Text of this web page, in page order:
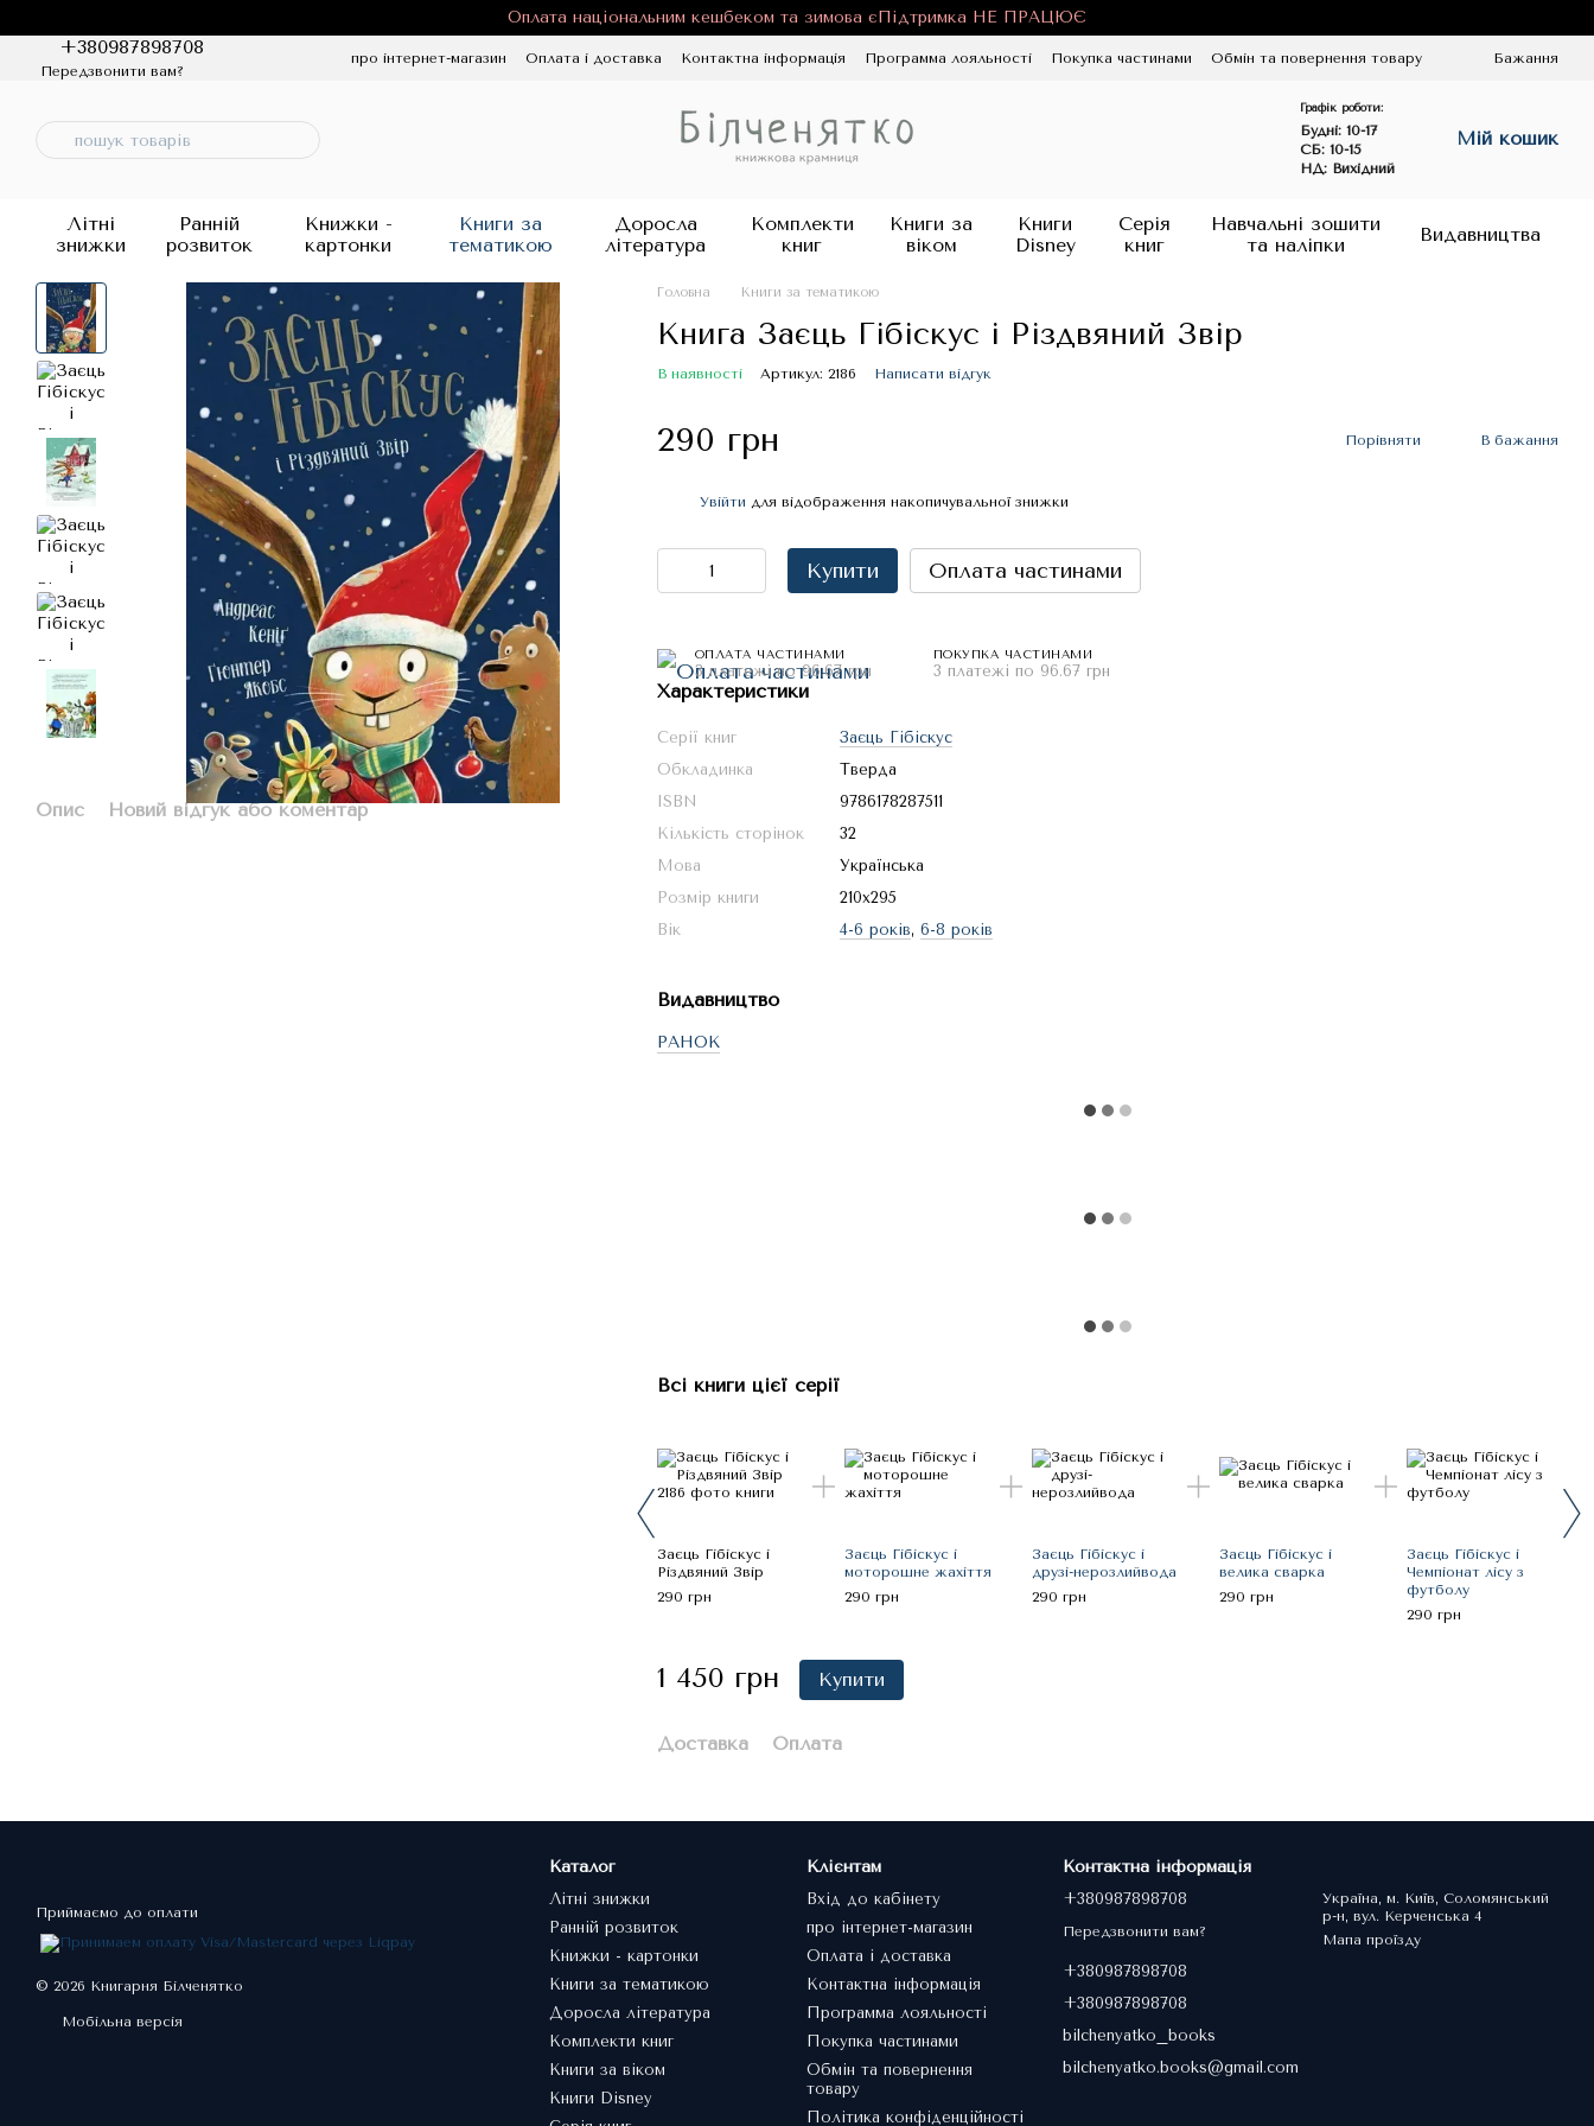
Оплата національним кешбеком та зимова єПідтримка НЕ ПРАЦЮЄ
+380987898708
Передзвонити вам?
про інтернет-магазин Оплата і доставка Контактна інформація Программа лояльності Покупка частинами
Обмін та повернення товару
Бажання
Графік роботи:
Будні: 10-17
СБ: 10-15
НД: Вихідний
Мій кошик
Літні
знижки
Ранній
розвиток
Книжки -
картонки
Книги за
тематикою
Доросла
література
Комплекти
книг
Книги за
віком
Книги
Disney
Серія
книг
Навчальні зошити
та наліпки
Видавництва
Опис Новий відгук або коментар
Головна Книги за тематикою
Книга Заєць Гібіскус і Різдвяний Звір
В наявності Артикул: 2186 Написати відгук
290 грн Порівняти В бажання
Увійти для відображення накопичувальної знижки
Купити Оплата частинами
ОПЛАТА ЧАСТИНАМИ
3 платежі по 96.67 грн
ПОКУПКА ЧАСТИНАМИ
3 платежі по 96.67 грн
Характеристики
Серії книг
Заєць Гібіскус
Обкладинка
Тверда
ISBN
9786178287511
Кількість сторінок
32
Мова
Українська
Розмір книги
210x295
Вік
4-6 років, 6-8 років
Видавництво
РАНОК
Всі книги цієї серії
Заєць Гібіскус і
Різдвяний Звір
290 грн
Заєць Гібіскус і
моторошне жахіття
290 грн
Заєць Гібіскус і
друзі-нерозлийвода
290 грн
Заєць Гібіскус і
велика сварка
290 грн
Заєць Гібіскус і
Чемпіонат лісу з
футболу
290 грн
1 450 грн Купити
Доставка Оплата
Приймаємо до оплати
© 2026 Книгарня Білченятко
Мобільна версія
Каталог
Літні знижки
Ранній розвиток
Книжки - картонки
Книги за тематикою
Доросла література
Комплекти книг
Книги за віком
Книги Disney
Клієнтам
Вхід до кабінету
про інтернет-магазин
Оплата і доставка
Контактна інформація
Программа лояльності
Покупка частинами
Обмін та повернення
товару
Політика конфіденційності
Контактна інформація
+380987898708
Передзвонити вам?
+380987898708
+380987898708
bilchenyatko_books
bilchenyatko.books@gmail.com
Україна, м. Київ, Соломянський
р-н, вул. Керченська 4
Мапа проїзду